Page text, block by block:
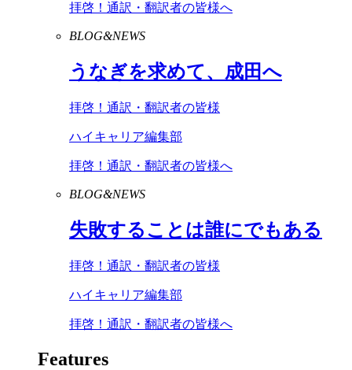
拝啓！通訳・翻訳者の皆様へ
BLOG&NEWS
うなぎを求めて、成田へ
拝啓！通訳・翻訳者の皆様
ハイキャリア編集部
拝啓！通訳・翻訳者の皆様へ
BLOG&NEWS
失敗することは誰にでもある
拝啓！通訳・翻訳者の皆様
ハイキャリア編集部
拝啓！通訳・翻訳者の皆様へ
Features